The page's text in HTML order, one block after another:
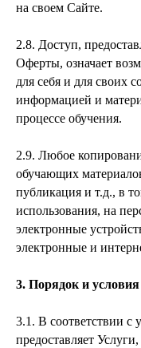
на своем Сайте.
2.8. Доступ,
Оферты, означает
для себя и для своих
информацией и
процессе обучения.
2.9. Любое
обучающих
публикация и т.д., в
использования, на
электронные
электронные и
3. Порядок и условия
3.1. В соответствии
предоставляет